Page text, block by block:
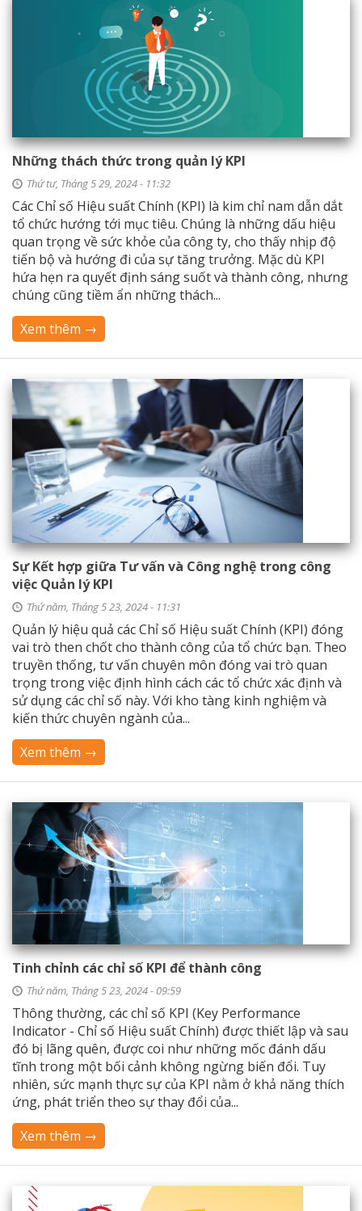
Những thách thức trong quản lý KPI
Thứ tư, Tháng 5 29, 2024 - 11:32
Các Chỉ số Hiệu suất Chính (KPI) là kim chỉ nam dẫn dắt
tổ chức hướng tới mục tiêu. Chúng là những dấu hiệu
quan trọng về sức khỏe của công ty, cho thấy nhịp độ
tiến bộ và hướng đi của sự tăng trưởng. Mặc dù KPI
hứa hẹn ra quyết định sáng suốt và thành công, nhưng
chúng cũng tiềm ẩn những thách...
Xem thêm →
Sự Kết hợp giữa Tư vấn và Công nghệ trong công
việc Quản lý KPI
Thứ năm, Tháng 5 23, 2024 - 11:31
Quản lý hiệu quả các Chỉ số Hiệu suất Chính (KPI) đóng
vai trò then chốt cho thành công của tổ chức bạn. Theo
truyền thống, tư vấn chuyên môn đóng vai trò quan
trọng trong việc định hình cách các tổ chức xác định và
sử dụng các chỉ số này. Với kho tàng kinh nghiệm và
kiến thức chuyên ngành của...
Xem thêm →
Tinh chỉnh các chỉ số KPI để thành công
Thứ năm, Tháng 5 23, 2024 - 09:59
Thông thường, các chỉ số KPI (Key Performance
Indicator - Chỉ số Hiệu suất Chính) được thiết lập và sau
đó bị lãng quên, được coi như những mốc đánh dấu
tĩnh trong một bối cảnh không ngừng biến đổi. Tuy
nhiên, sức mạnh thực sự của KPI nằm ở khả năng thích
ứng, phát triển theo sự thay đổi của...
Xem thêm →